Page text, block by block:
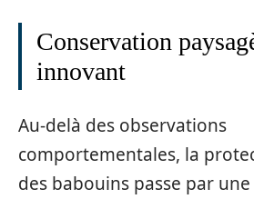
Conservation
innovant
Au-delà des observations
comportementales, la
des babouins passe par